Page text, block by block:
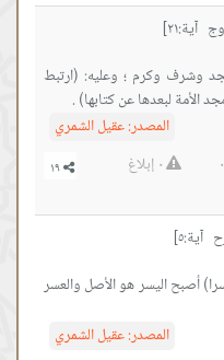
آية:٢١]
وشرف وكرم ؛ وعليه: (ارتبط
الأمة لبعدها عن كتابها) .
المصدر:عقيل الشمري
٠ ٠ إبلاغ
آية:٥]
أصبح اليسر هو الأصل والعسر
المصدر:عقيل الشمري